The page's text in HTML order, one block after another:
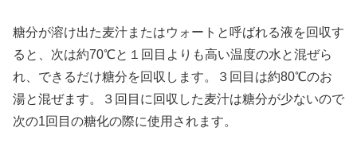
糖分が溶け出た麦汁またはウォートと呼ばれる液を回収す
ると、次は約70℃と１回目よりも高い温度の水と混ぜら
れ、できるだけ糖分を回収します。３回目は約80℃のお
湯と混ぜます。３回目に回収した麦汁は糖分が少ないので
次の1回目の糖化の際に使用されます。